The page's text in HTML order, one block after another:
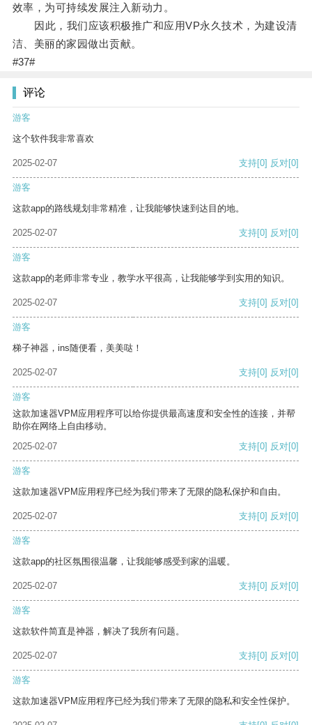
效率，为可持续发展注入新动力。
因此，我们应该积极推广和应用VP永久技术，为建设清
洁、美丽的家园做出贡献。
#37#
评论
游客
这个软件我非常喜欢
2025-02-07 支持[0] 反对[0]
游客
这款app的路线规划非常精准，让我能够快速到达目的地。
2025-02-07 支持[0] 反对[0]
游客
这款app的老师非常专业，教学水平很高，让我能够学到实用的知识。
2025-02-07 支持[0] 反对[0]
游客
梯子神器，ins随便看，美美哒！
2025-02-07 支持[0] 反对[0]
游客
这款加速器VPM应用程序可以给你提供最高速度和安全性的连接，并帮
助你在网络上自由移动。
2025-02-07
支持[0] 反对[0]
游客
这款加速器VPM应用程序已经为我们带来了无限的隐私保护和自由。
2025-02-07 支持[0] 反对[0]
游客
这款app的社区氛围很温馨，让我能够感受到家的温暖。
2025-02-07 支持[0] 反对[0]
游客
这款软件简直是神器，解决了我所有问题。
2025-02-07 支持[0] 反对[0]
游客
这款加速器VPM应用程序已经为我们带来了无限的隐私和安全性保护。